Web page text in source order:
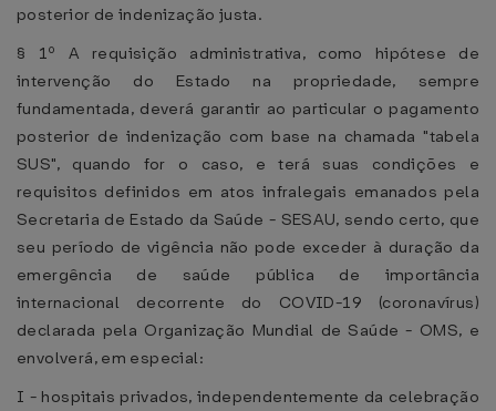
posterior de indenização justa.
§ 1º A requisição administrativa, como hipótese de
intervenção do Estado na propriedade, sempre
fundamentada, deverá garantir ao particular o pagamento
posterior de indenização com base na chamada "tabela
SUS", quando for o caso, e terá suas condições e
requisitos definidos em atos infralegais emanados pela
Secretaria de Estado da Saúde - SESAU, sendo certo, que
seu período de vigência não pode exceder à duração da
emergência de saúde pública de importância
internacional decorrente do COVID-19 (coronavírus)
declarada pela Organização Mundial de Saúde - OMS, e
envolverá, em especial:
I - hospitais privados, independentemente da celebração